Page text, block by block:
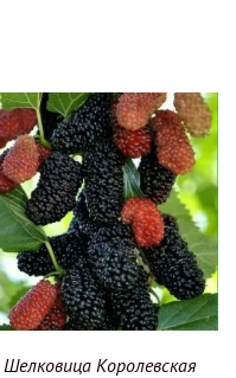
Шелковица Королевская